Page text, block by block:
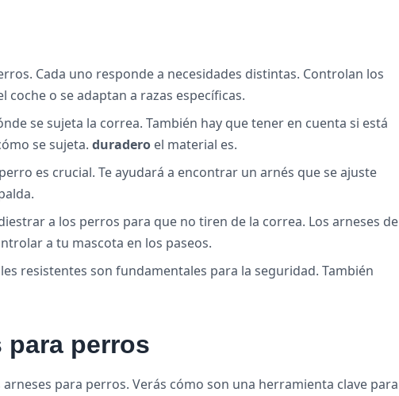
Cada uno responde a necesidades distintas. Controlan los
o se adaptan a razas específicas.
se sujeta la correa. También hay que tener en cuenta si está
se sujeta. duradero el material es.
es crucial. Te ayudará a encontrar un arnés que se ajuste
a los perros para que no tiren de la correa. Los arneses de
a tu mascota en los paseos.
resistentes son fundamentales para la seguridad. También
para perros
para perros. Verás cómo son una herramienta clave para